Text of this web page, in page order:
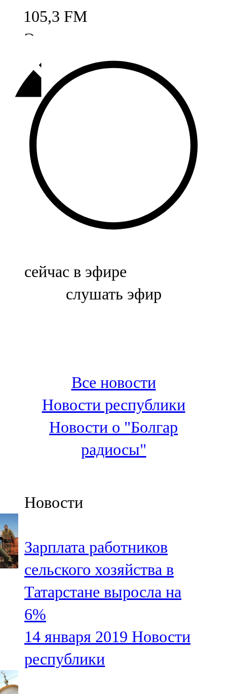
105,3 FM
Әлмәт
92,9 FM
Базарлы матак
107,1 FM
Балык бистәсе
104,9 FM
Баулы
107,5 FM
Биләр
Болгар
100,3 FM
Зәй
106,6 FM
Кадыбаш
105,2 FM
91,5 FM
106,1 FM
Кама тамагы
71,51 FM
Кукмара
107,9 FM
Лениногорский
сейчас в эфире
слушать эфир
Все новости
Новости республики
Новости о "Болгар
радиосы"
Новости
Зарплата работников
сельского хозяйства в
Татарстане выросла на
6%
14 января 2019 Новости
республики